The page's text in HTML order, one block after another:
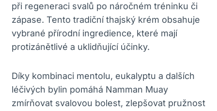
při regeneraci svalů po náročném tréninku či
zápase. Tento tradiční thajský krém obsahuje
vybrané přírodní ingredience, které mají
protizánětlivé a uklidňující účinky.
Díky kombinaci mentolu, eukalyptu a dalších
léčivých bylin pomáhá Namman Muay
zmírňovat svalovou bolest, zlepšovat pružnost